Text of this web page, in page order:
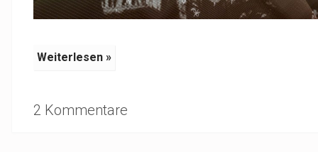
Weiterlesen »
2 Kommentare